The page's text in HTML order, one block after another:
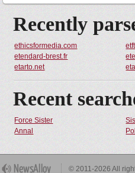
Recently
ethicsformedia.com
etendard-brest.fr
etarto.net
Recent
Force Sister
Annal
© 2011-2026 All